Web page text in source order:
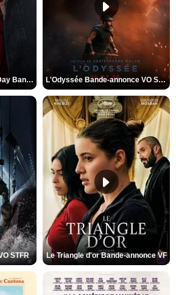
Spider-Man: Brand New Day Bande-annonce VO STFR L'Odyssée Bande-annonce VO STFR
STFR Le Triangle d'or Bande-annonce VF